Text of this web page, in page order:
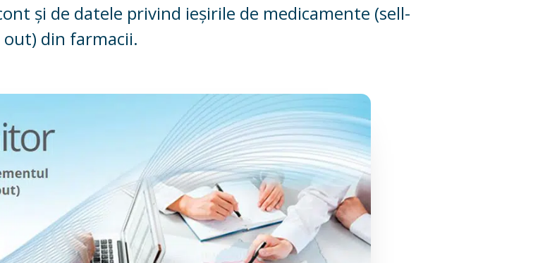
și de datele privind ieșirile de medicamente (sell-
out) din farmacii.